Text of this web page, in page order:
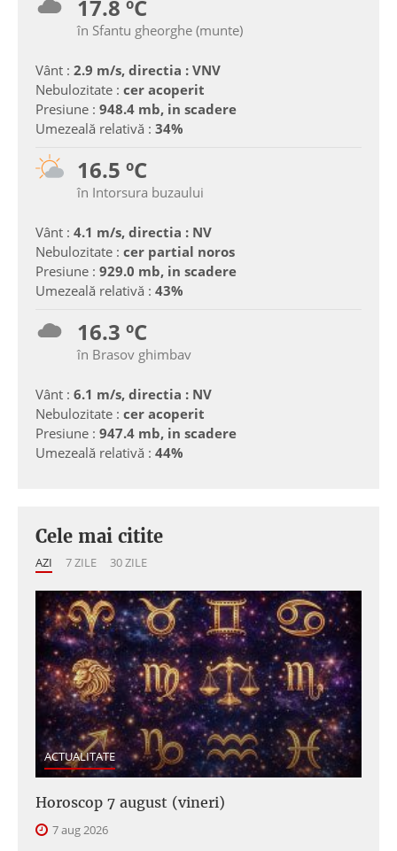
17.8 ºC
în Sfantu gheorghe (munte)
Vânt : 2.9 m/s, directia : VNV
Nebulozitate : cer acoperit
Presiune : 948.4 mb, in scadere
Umezeală relativă : 34%
16.5 ºC
în Intorsura buzaului
Vânt : 4.1 m/s, directia : NV
Nebulozitate : cer partial noros
Presiune : 929.0 mb, in scadere
Umezeală relativă : 43%
16.3 ºC
în Brasov ghimbav
Vânt : 6.1 m/s, directia : NV
Nebulozitate : cer acoperit
Presiune : 947.4 mb, in scadere
Umezeală relativă : 44%
Cele mai citite
AZI 7 ZILE 30 ZILE
ACTUALITATE
Horoscop 7 august (vineri)
7 aug 2026